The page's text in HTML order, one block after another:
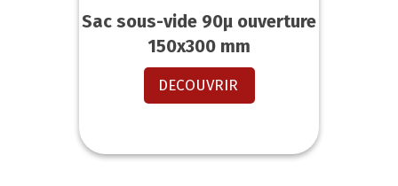
Sac sous-vide 90µ ouverture
150x300 mm
DECOUVRIR